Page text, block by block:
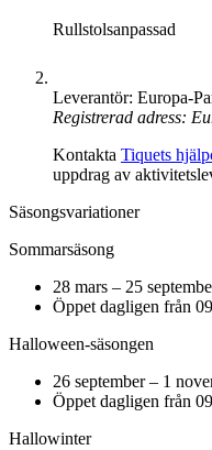
Rullstolsanpassad
Leverantör: Europa-
Registrerad adress:
Kontakta Tiquets
uppdrag av
Säsongsvariationer
Sommarsäsong
28 mars – 25
Öppet dagligen från
Halloween-säsongen
26 september – 1
Öppet dagligen från
Hallowinter